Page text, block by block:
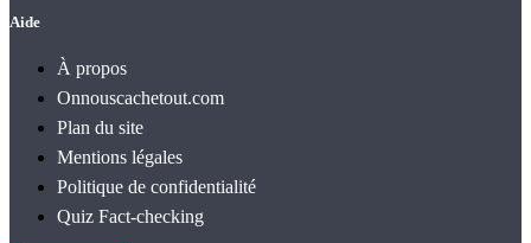
Aide
À propos
Onnouscachetout.com
Plan du site
Mentions légales
Politique de confidentialité
Quiz Fact‑checking